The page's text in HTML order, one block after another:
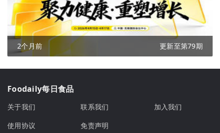
2个月前 更新至第79期
Foodaily每日食品
关于我们 联系我们
加入我们
使用协议
免责声明